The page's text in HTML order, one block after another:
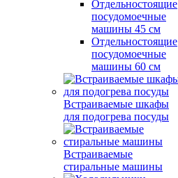
Отдельностоящие
посудомоечные
машины 45 см
Отдельностоящие
посудомоечные
машины 60 см
Встраиваемые шкафы
для подогрева посуды
Встраиваемые
стиральные машины